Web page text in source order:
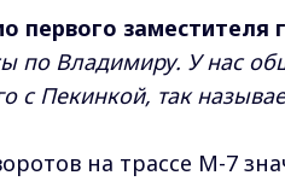
первого заместителя
по Владимиру. У нас
с Пекинкой, так
на трассе М-7